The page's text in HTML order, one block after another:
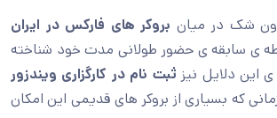
شک در میان بروکر های فارکس در ایران
ی سابقه ی حضور طولانی مدت خود شناخته
این دلایل نیز ثبت نام در کارگزاری ویندزور
که بسیاری از بروکر های قدیمی این امکان